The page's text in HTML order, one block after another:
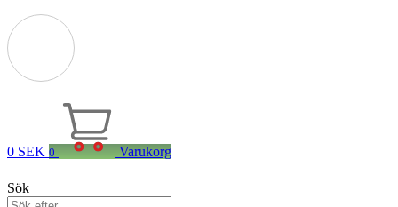
0 SEK 0 Varukorg
Sök